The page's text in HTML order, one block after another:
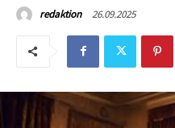
redaktion 26.09.2025